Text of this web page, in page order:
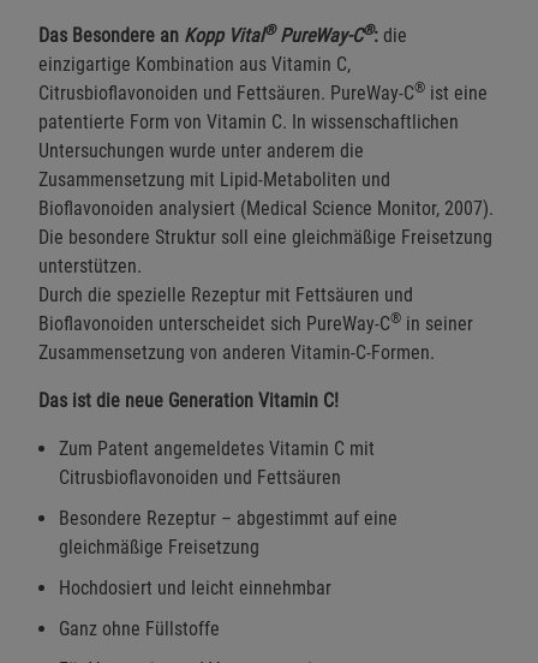
Das Besondere an Kopp Vital®PureWay-C®: die
einzigartige Kombination aus Vitamin C,
Citrusbioflavonoiden und Fettsäuren. PureWay-C® ist eine
patentierte Form von Vitamin C. In wissenschaftlichen
Untersuchungen wurde unter anderem die
Zusammensetzung mit Lipid-Metaboliten und
Bioflavonoiden analysiert (Medical Science Monitor, 2007).
Die besondere Struktur soll eine gleichmäßige Freisetzung
unterstützen.
Durch die spezielle Rezeptur mit Fettsäuren und
Bioflavonoiden unterscheidet sich PureWay-C® in seiner
Zusammensetzung von anderen Vitamin-C-Formen.
Das ist die neue Generation Vitamin C!
Zum Patent angemeldetes Vitamin C mit
Citrusbioflavonoiden und Fettsäuren
Besondere Rezeptur – abgestimmt auf eine
gleichmäßige Freisetzung
Hochdosiert und leicht einnehmbar
Ganz ohne Füllstoffe